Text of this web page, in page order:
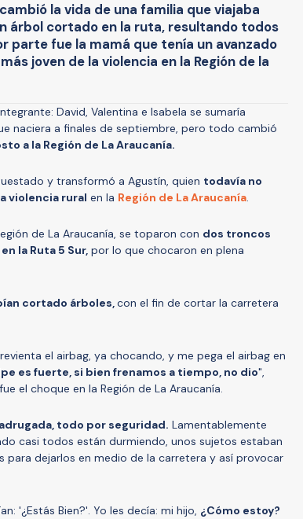
la vida de una familia que viajaba
árbol cortado en la ruta, resultando todos
parte fue la mamá que tenía un avanzado
joven de la violencia en la Región de la
David, Valentina e Isabela se sumaría
naciera a finales de septiembre, pero todo cambió
a la Región de La Araucanía.
y transformó a Agustín, quien todavía no
violencia rural en la Región de La Araucanía.
de La Araucanía, se toparon con dos troncos
la Ruta 5 Sur, por lo que chocaron en plena
cortado árboles,con el fin de cortar la carretera
el airbag, ya chocando, y me pega el airbag en
es fuerte, si bien frenamos a tiempo, no dio",
el choque en la Región de La Araucanía.
todo por seguridad. Lamentablemente
casi todos están durmiendo, unos sujetos estaban
dejarlos en medio de la carretera y así provocar
'¿Estás Bien?'. Yo les decía: mi hijo, ¿Cómo estoy?